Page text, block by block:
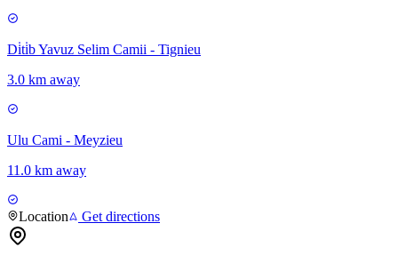
Di̇ti̇b Yavuz Selim Camii - Tignieu
3.0 km away
Ulu Cami - Meyzieu
11.0 km away
Location Get directions